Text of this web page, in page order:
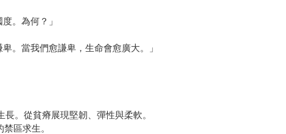
。為何？」
。當我們愈謙卑，生命會愈廣大。」
。從貧瘠展現堅韌、彈性與柔軟。
區求生。